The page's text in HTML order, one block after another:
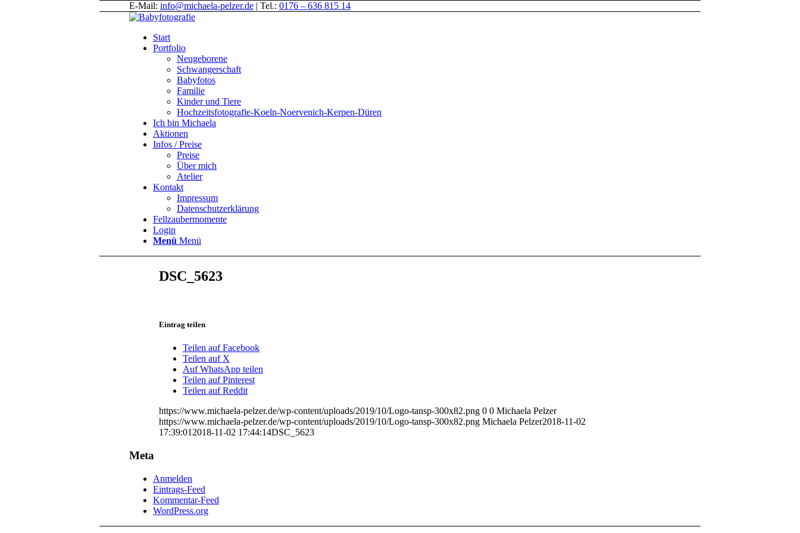
E-Mail: info@michaela-pelzer.de | Tel.: 0176 – 636 815 14
Start
Portfolio
Neugeborene
Schwangerschaft
Babyfotos
Familie
Kinder und Tiere
Hochzeitsfotografie-Koeln-Noervenich-Kerpen-Düren
Ich bin Michaela
Aktionen
Infos / Preise
Preise
Über mich
Atelier
Kontakt
Impressum
Datenschutzerklärung
Fellzaubermomente
Login
Menü Menü
DSC_5623
Eintrag teilen
Teilen auf Facebook
Teilen auf X
Auf WhatsApp teilen
Teilen auf Pinterest
Teilen auf Reddit
https://www.michaela-pelzer.de/wp-content/uploads/2019/10/Logo-tansp-300x82.png 0 0 Michaela Pelzer
https://www.michaela-pelzer.de/wp-content/uploads/2019/10/Logo-tansp-300x82.png Michaela Pelzer2018-11-02
17:39:01 2018-11-02 17:44:14DSC_5623
Meta
Anmelden
Eintrags-Feed
Kommentar-Feed
WordPress.org